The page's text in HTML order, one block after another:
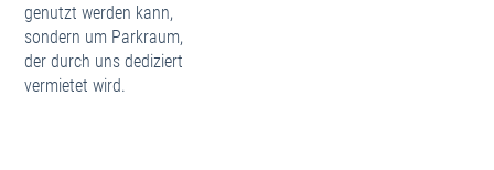
Ticket erstellen
Ticket anzeigen
Geschäftspartner
genutzt werden kann,
sondern um Parkraum,
der durch uns dediziert
vermietet wird.